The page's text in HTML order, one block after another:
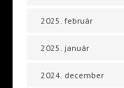
2025. február
2025. január
2024. december